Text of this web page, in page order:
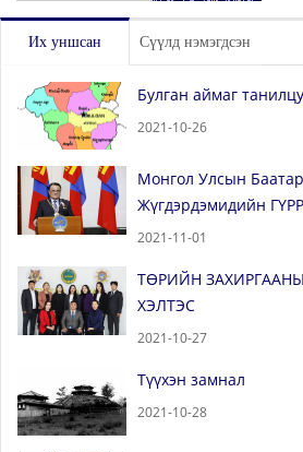
Их уншсан Сүүлд нэмэгдсэн
Булган аймаг
2021-10-26
Монгол Улсын
Жүгдэрдэмидийн
2021-11-01
ТӨРИЙН
ХЭЛТЭС
2021-10-27
Түүхэн замнал
2021-10-28